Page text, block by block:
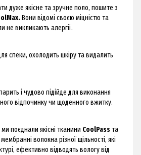
дуже якісне та зручне поло, пошите з
Вони відомі своєю міцністю та
не викликають алергії.
спеки, охолодить шкіру та видалить
і чудово підійде для виконання
відпочинку чи щоденного вжитку.
поєднали якісні тканини CoolPassта
волокна різної щільності, які
ефективно відводять вологу від